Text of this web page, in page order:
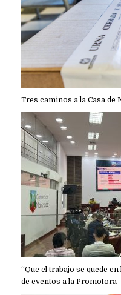
Tres caminos a la Casa de
“Que el trabajo se quede
de eventos a la Promotora